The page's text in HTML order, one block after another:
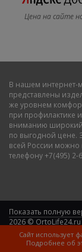
Цена на сайте
В нашем интернет-
представлены
же уровнем
при профилактике
вниманию широкий
по выгодной цене.
всей России можно
телефону +7(495) 2-
Показать полную
2026 © OrtoLife24.ru
Сайт использует
Подробнее об